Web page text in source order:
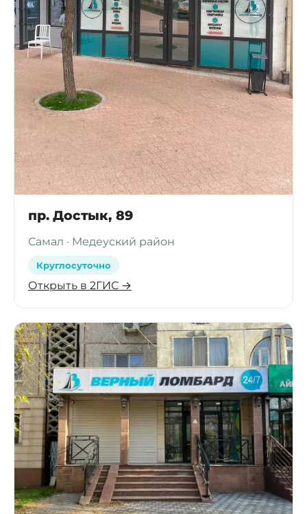
пр. Достык, 89
Самал · Медеуский район
Круглосуточно
Открыть в 2ГИС →